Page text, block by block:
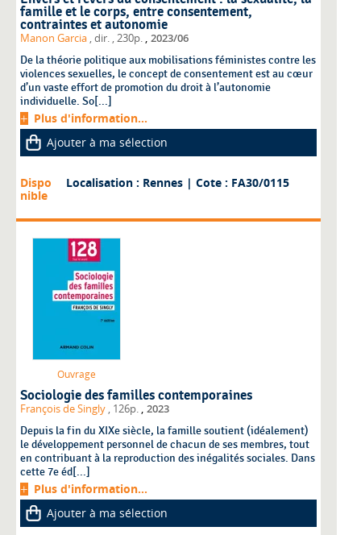
famille et le corps, entre consentement,
contraintes et autonomie
Manon Garcia , dir. , 230p. 2023/06
De la théorie politique aux mobilisations féministes contre les
violences sexuelles, le concept de consentement est au cœur
d’un vaste effort de promotion du droit à l’autonomie
individuelle. So[...]
Plus d'information...
Ajouter à ma sélection
Dispo
nible
Localisation : Rennes | Cote : FA30/0115
Ouvrage
Sociologie des familles contemporaines
François de Singly , 126p. 2023
Depuis la fin du XIXe siècle, la famille soutient (idéalement)
le développement personnel de chacun de ses membres, tout
en contribuant à la reproduction des inégalités sociales. Dans
cette 7e éd[...]
Plus d'information...
Ajouter à ma sélection